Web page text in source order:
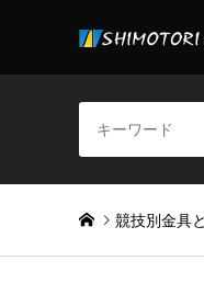
競技別金具